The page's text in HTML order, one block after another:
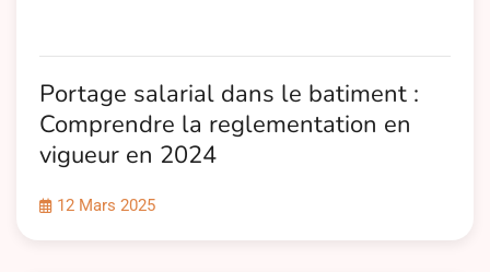
Portage salarial dans le batiment :
Comprendre la reglementation en
vigueur en 2024
12 Mars 2025